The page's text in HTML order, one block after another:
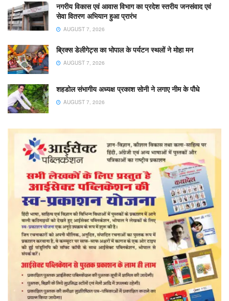
नगरीय विकास एवं आवास विभाग का प्रदेश स्तरीय जनसंवाद एवं
सेवा वितरण अभियान हुआ प्रारंभ
AUGUST 7, 2026
ब्रिक्स डेलीगेट्स का भोपाल के पर्यटन स्थलों ने मोहा मन
AUGUST 7, 2026
शहडोल संभागीय अध्यक्ष प्रकाश सोनी ने लगाए नीम के पौधे
AUGUST 7, 2026